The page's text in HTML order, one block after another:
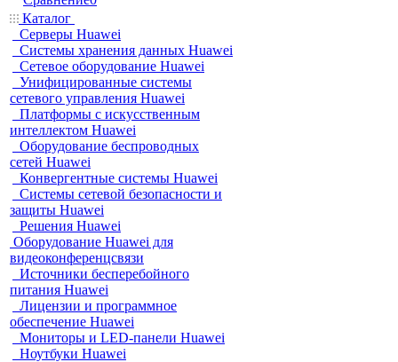
Каталог
Серверы Huawei
Системы хранения данных Huawei
Сетевое оборудование Huawei
Унифицированные системы
сетевого управления Huawei
Платформы с искусственным
интеллектом Huawei
Оборудование беспроводных
сетей Huawei
Конвергентные системы Huawei
Системы сетевой безопасности и
защиты Huawei
Решения Huawei
Оборудование Huawei для
видеоконференцсвязи
Источники бесперебойного
питания Huawei
Лицензии и программное
обеспечение Huawei
Мониторы и LED-панели Huawei
Ноутбуки Huawei